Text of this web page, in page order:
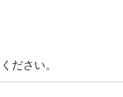
ださい。